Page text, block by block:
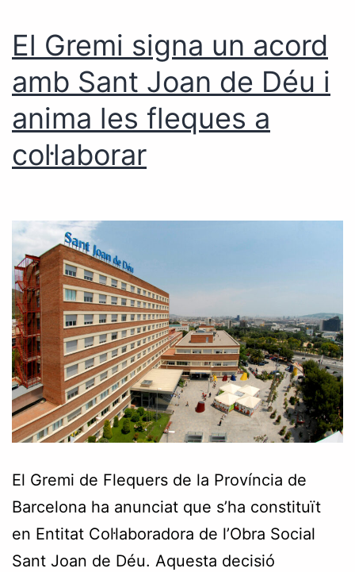
El Gremi signa un acord
amb Sant Joan de Déu i
anima les fleques a
col·laborar
El Gremi de Flequers de la Província de
Barcelona ha anunciat que s’ha constituït
en Entitat Col·laboradora de l’Obra Social
Sant Joan de Déu. Aquesta decisió